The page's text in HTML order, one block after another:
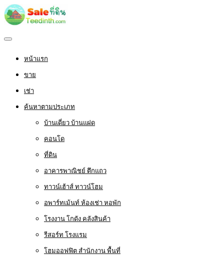
หน้าแรก
ขาย
เช่า
ค้นหาตามประเภท
บ้านเดี่ยว บ้านแฝด
คอนโด
ที่ดิน
อาคารพาณิชย์ ตึกแถว
ทาวน์เฮ้าส์ ทาวน์โฮม
อพาร์ทเม้นท์ ห้องเช่า หอพัก
โรงงาน โกดัง คลังสินค้า
รีสอร์ท โรงแรม
โฮมออฟฟิต สำนักงาน พื้นที่